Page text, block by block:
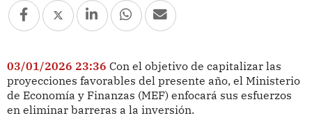
03/01/2026 23:36 Con el objetivo de capitalizar las
proyecciones favorables del presente año, el Ministerio
de Economía y Finanzas (MEF) enfocará sus esfuerzos
en eliminar barreras a la inversión.